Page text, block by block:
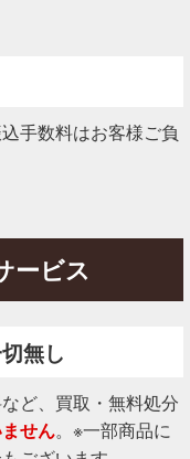
手数料はお客様ご負
ービス
無し
ど、買取・無料処分
せん。※一部商品に